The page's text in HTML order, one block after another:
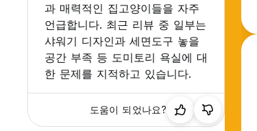
과 매력적인 집고양이들을 자주
언급합니다. 최근 리뷰 중 일부는
샤워기 디자인과 세면도구 놓을
공간 부족 등 도미토리 욕실에 대
한 문제를 지적하고 있습니다.
도움이 되었나요?